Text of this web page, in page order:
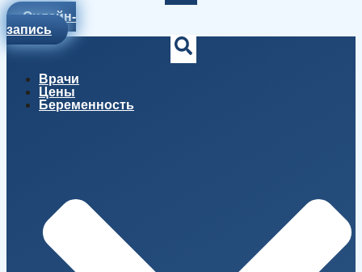
Онлайн-
запись
Врачи
Цены
Беременность